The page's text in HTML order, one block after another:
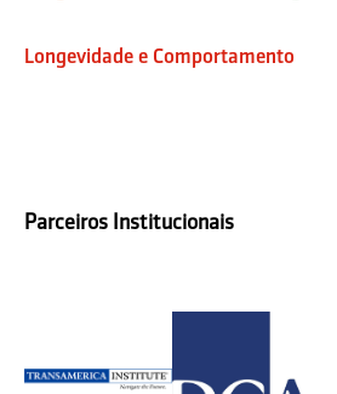
Longevidade e Comportamento
Parceiros Institucionais